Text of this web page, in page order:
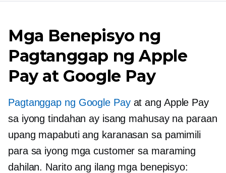
Mga Benepisyo ng
Pagtanggap ng Apple
Pay at Google Pay
Pagtanggap ng Google Payat ang Apple Pay
sa iyong tindahan ay isang mahusay na paraan
upang mapabuti ang karanasan sa pamimili
para sa iyong mga customer sa maraming
dahilan. Narito ang ilang mga benepisyo: